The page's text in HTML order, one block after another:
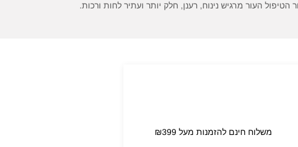
העור מרגיש נינוח, רענן, חלק יותר ועתיר לחות ורכות.
משלוח חינם להזמנות מעל ₪399